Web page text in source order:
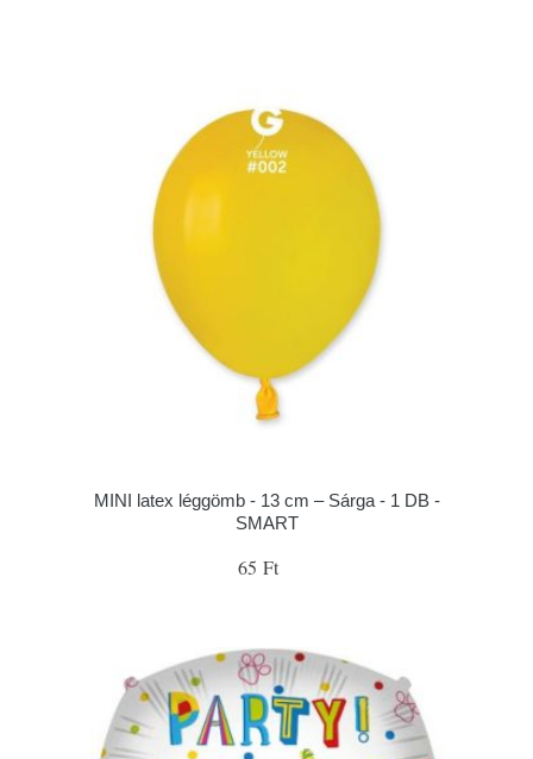
MINI latex léggömb - 13 cm – Sárga - 1 DB -
SMART
65 Ft